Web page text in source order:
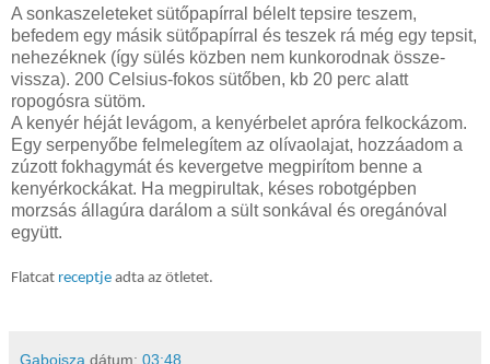
A sonkaszeleteket sütőpapírral bélelt tepsire teszem,
befedem egy másik sütőpapírral és teszek rá még egy tepsit,
nehezéknek (így sülés közben nem kunkorodnak össze-
vissza). 200 Celsius-fokos sütőben, kb 20 perc alatt
ropogósra sütöm.
A kenyér héját levágom, a kenyérbelet apróra felkockázom.
Egy serpenyőbe felmelegítem az olívaolajat, hozzáadom a
zúzott fokhagymát és kevergetve megpirítom benne a
kenyérkockákat. Ha megpirultak, késes robotgépben
morzsás állagúra darálom a sült sonkával és oregánóval
együtt.
Flatcat receptje adta az ötletet.
Gabojsza dátum: 03:48